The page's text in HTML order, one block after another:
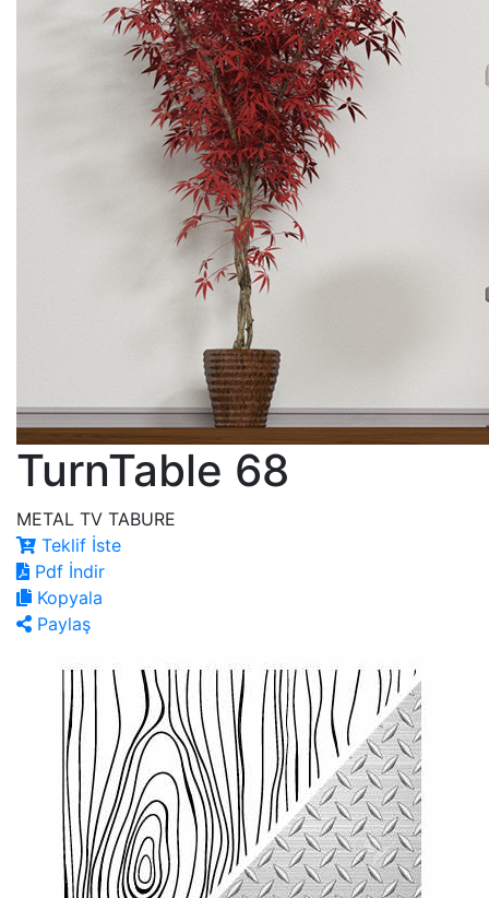
TurnTable 68
METAL TV TABURE
Teklif İste
Pdf İndir
Kopyala
Paylaş